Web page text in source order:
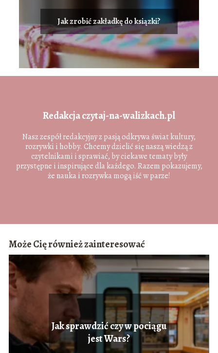
Jak zrobić zakładkę do ksiązki?
Redakcja czytaj-na-walizkach.pl
Nasz zespół redakcyjny z pasją odkrywa świat kultury,
rozrywki i hobby. Chcemy dzielić się naszą wiedzą z
czytelnikami i sprawiać, by ciekawe tematy były
przystępne i inspirujące dla każdego. Razem pokazujemy,
że nauka i rozrywka mogą iść w parze!
Może Cię również zainteresować
Jak sprawdzić czy w pociągu
jest Wars?